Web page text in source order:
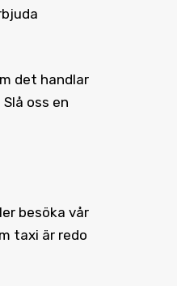
det handlar
oss en
besöka vår
taxi är redo